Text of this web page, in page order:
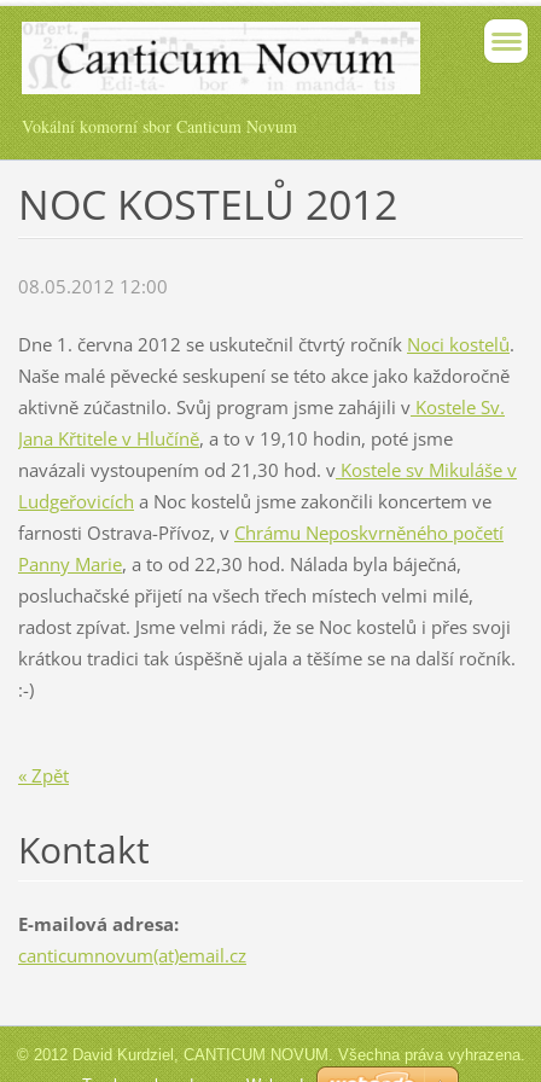
Vokální komorní sbor Canticum Novum
NOC KOSTELŮ 2012
08.05.2012 12:00
Dne 1. června 2012 se uskutečnil čtvrtý ročník Noci kostelů.
Naše malé pěvecké seskupení se této akce jako každoročně
aktivně zúčastnilo. Svůj program jsme zahájili vKostele Sv.
Jana Křtitele v Hlučíně, a to v 19,10 hodin, poté jsme
navázali vystoupením od 21,30 hod. vKostele sv Mikuláše v
Ludgeřovicích a Noc kostelů jsme zakončili koncertem ve
farnosti Ostrava-Přívoz, v Chrámu Neposkvrněného početí
Panny Marie, a to od 22,30 hod. Nálada byla báječná,
posluchačské přijetí na všech třech místech velmi milé,
radost zpívat. Jsme velmi rádi, že se Noc kostelů i přes svoji
krátkou tradici tak úspěšně ujala a těšíme se na další ročník.
:-)
« Zpět
Kontakt
E-mailová adresa:
canticumnovum(at)email.cz
© 2012 David Kurdziel, CANTICUM NOVUM. Všechna práva vyhrazena.